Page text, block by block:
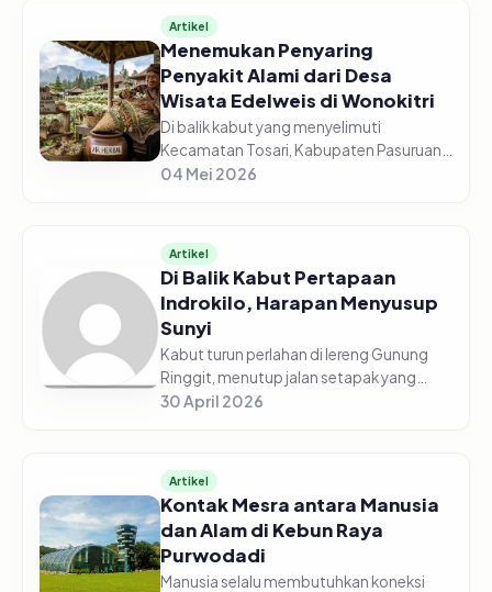
Sukorejo selalu menj...
Artikel
Menemukan Penyaring
Penyakit Alami dari Desa
Wisata Edelweis di Wonokitri
Di balik kabut yang menyelimuti
Kecamatan Tosari, Kabupaten Pasuruan,
tersimpan hamparan kebun edelweis
04 Mei 2026
Artikel
Di Balik Kabut Pertapaan
Indrokilo, Harapan Menyusup
Sunyi
Kabut turun perlahan di lereng Gunung
Ringgit, menutup jalan setapak yang
berliku seolah menyisakan ruang bagi
30 April 2026
Artikel
Kontak Mesra antara Manusia
dan Alam di Kebun Raya
Purwodadi
Manusia selalu membutuhkan koneksi